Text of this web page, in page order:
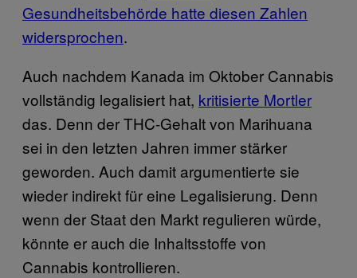
Gesundheitsbehörde hatte diesen Zahlen
widersprochen.
Auch nachdem Kanada im Oktober Cannabis
vollständig legalisiert hat, kritisierte Mortler
das. Denn der THC-Gehalt von Marihuana
sei in den letzten Jahren immer stärker
geworden. Auch damit argumentierte sie
wieder indirekt für eine Legalisierung. Denn
wenn der Staat den Markt regulieren würde,
könnte er auch die Inhaltsstoffe von
Cannabis kontrollieren.